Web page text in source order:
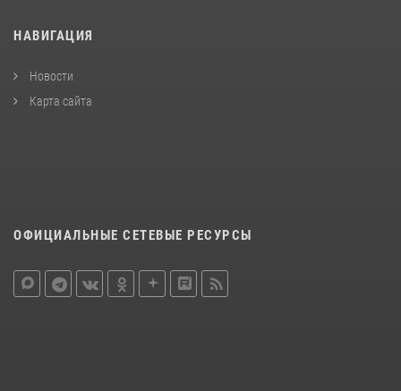
НАВИГАЦИЯ
Новости
Карта сайта
ОФИЦИАЛЬНЫЕ СЕТЕВЫЕ РЕСУРСЫ